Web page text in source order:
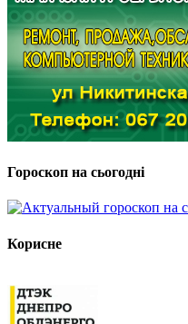
Гороскоп на сьогодні
Корисне